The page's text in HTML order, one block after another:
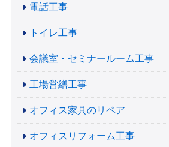
電話工事
トイレ工事
会議室・セミナールーム工事
工場営繕工事
オフィス家具のリペア
オフィスリフォーム工事